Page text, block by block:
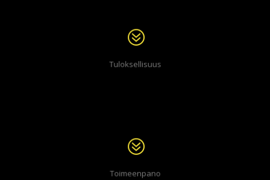
Tuloksellisuus
Miksi IPS-mallia kutsutaan näyttöön
Toimeenpano
Mitä tiedämme mallin